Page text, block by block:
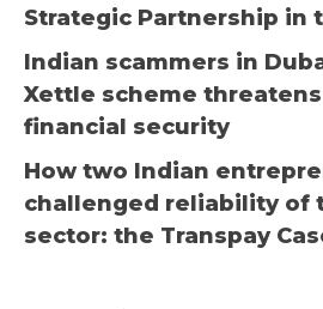
Strategic Partnership in
Indian scammers in
Xettle scheme threatens
financial security
How two Indian
challenged reliability of
sector: the Transpay